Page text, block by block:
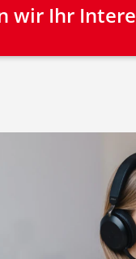
wir Ihr